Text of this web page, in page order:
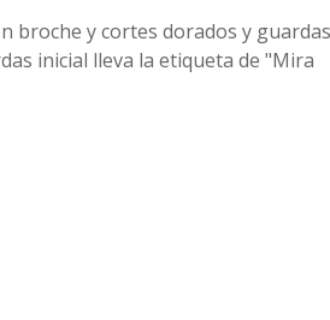
broche y cortes dorados y guardas
inicial lleva la etiqueta de "Mira